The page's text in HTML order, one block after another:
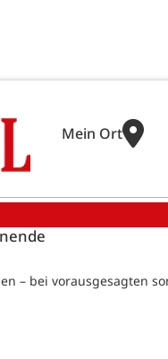
Mein Ort
– bei vorausgesagten